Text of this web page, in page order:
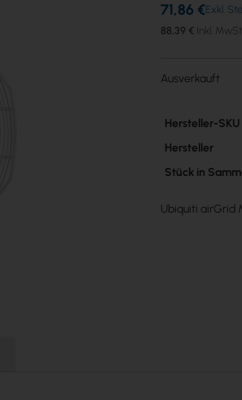
88,39 €
71,86 €
Ausverkauft
Mehr
Hersteller-SKU
Hersteller
Stück in
Ubiquiti airGrid